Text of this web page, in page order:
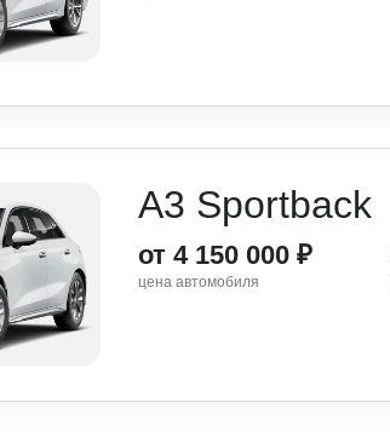
A3 Sportback
от 4 150 000 ₽
цена автомобиля